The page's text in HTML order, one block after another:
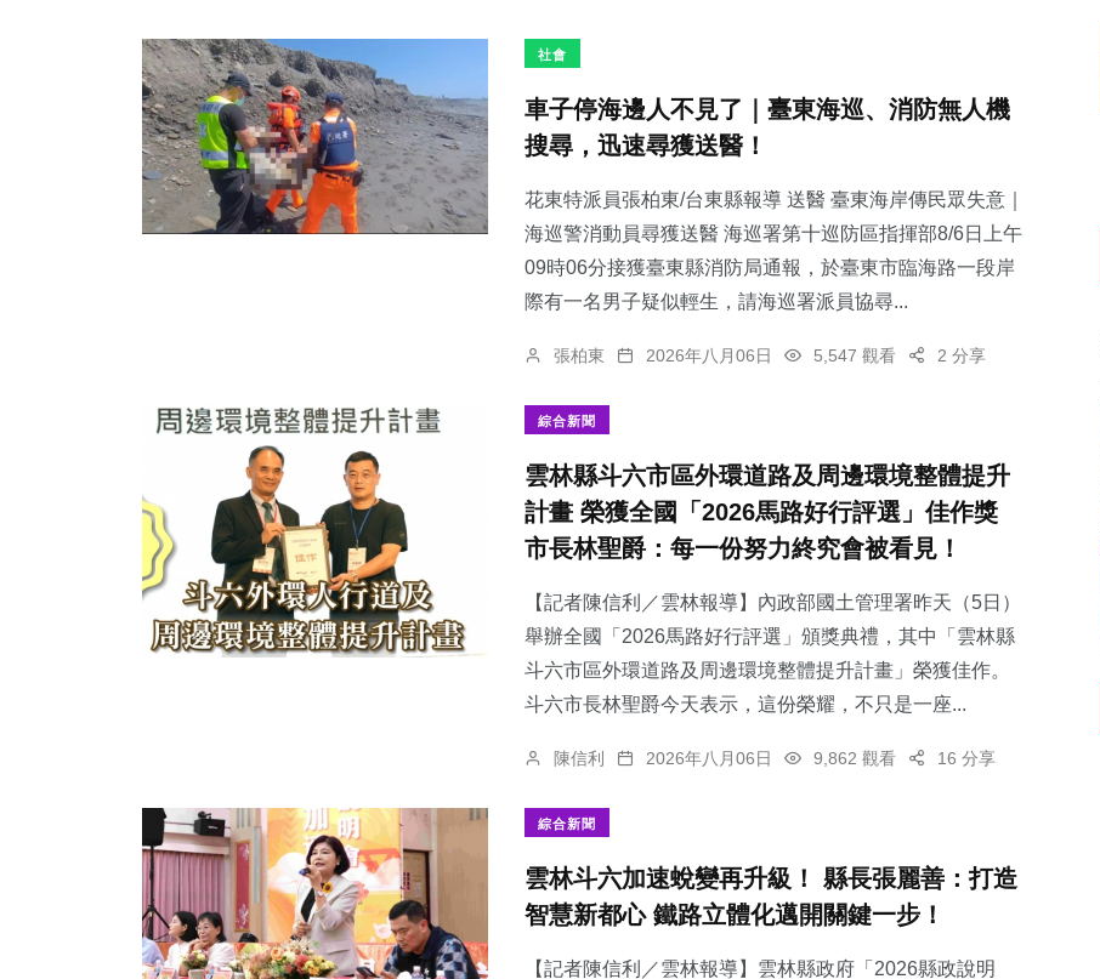
社會
車子停海邊人不見了｜臺東海巡、消防無人機
搜尋，迅速尋獲送醫！
花東特派員張柏東/台東縣報導 送醫 臺東海岸傳民眾失意｜
海巡警消動員尋獲送醫 海巡署第十巡防區指揮部8/6日上午
09時06分接獲臺東縣消防局通報，於臺東市臨海路一段岸
際有一名男子疑似輕生，請海巡署派員協尋...
張柏東 2026年八月06日 5,547 觀看 2 分享
綜合新聞
雲林縣斗六市區外環道路及周邊環境整體提升
計畫 榮獲全國「2026馬路好行評選」佳作獎
市長林聖爵：每一份努力終究會被看見！
【記者陳信利／雲林報導】內政部國土管理署昨天（5日）
舉辦全國「2026馬路好行評選」頒獎典禮，其中「雲林縣
斗六市區外環道路及周邊環境整體提升計畫」榮獲佳作。
斗六市長林聖爵今天表示，這份榮耀，不只是一座...
陳信利 2026年八月06日 9,862 觀看 16 分享
綜合新聞
雲林斗六加速蛻變再升級！ 縣長張麗善：打造
智慧新都心 鐵路立體化邁開關鍵一步！
【記者陳信利／雲林報導】雲林縣政府「2026縣政說明